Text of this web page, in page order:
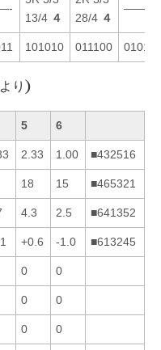
13/4 ４
28/4 ４
———-
101010 011100
り)
5 6
2.33 1.00 ■432516
18 15 ■465321
4.3 2.5 ■641352
+0.6 -1.0 ■613245
0 0
0 0
0 0